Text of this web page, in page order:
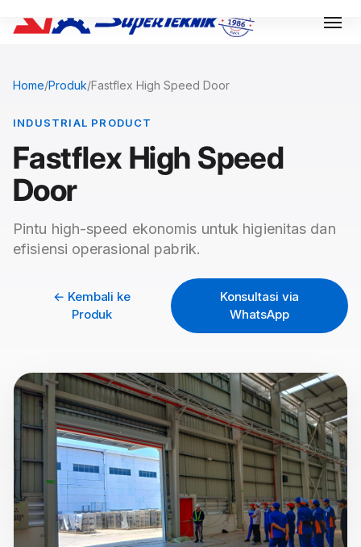
Home/Produk/Fastflex High Speed Door
INDUSTRIAL PRODUCT
Fastflex High Speed
Door
Pintu high-speed ekonomis untuk higienitas dan
efisiensi operasional pabrik.
← Kembali ke
Produk
Konsultasi via
WhatsApp